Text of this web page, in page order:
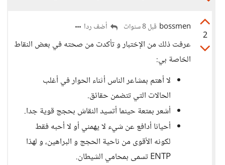
2
bossmen قبل 8 سنوات أضف ردا
عرفت ذلك من الإختبار و تأكدت من صحته في بعض النقاط
الخاصة بي:
لا أهتم بمشاعر الناس أثناء الحوار في أغلب
الحالات التي تتضمن حقائق.
أشعر بمتعة حينما أتسيد النقاش بحجج قوية جدا.
أحيانا أدافع عن شيء لا يهمني أو لا أحبه فقط
لكونه الأقوى من ناحية الحجج و البراهين، و لهذا
ENTP تسمى بمحامي الشيطان.